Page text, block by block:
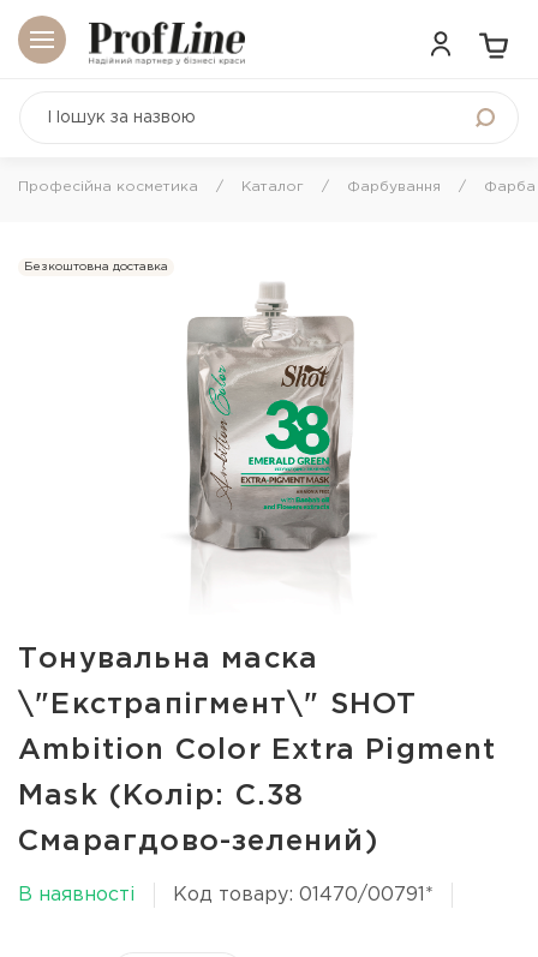
Професійна косметика Каталог Фарбування Фарба
Безкоштовна доставка
Тонувальна маска
\"Екстрапігмент\" SHOT
Ambition Color Extra Pigment
Mask (Колір: С.38
Смарагдово-зелений)
В наявності Код товару: 01470/00791*